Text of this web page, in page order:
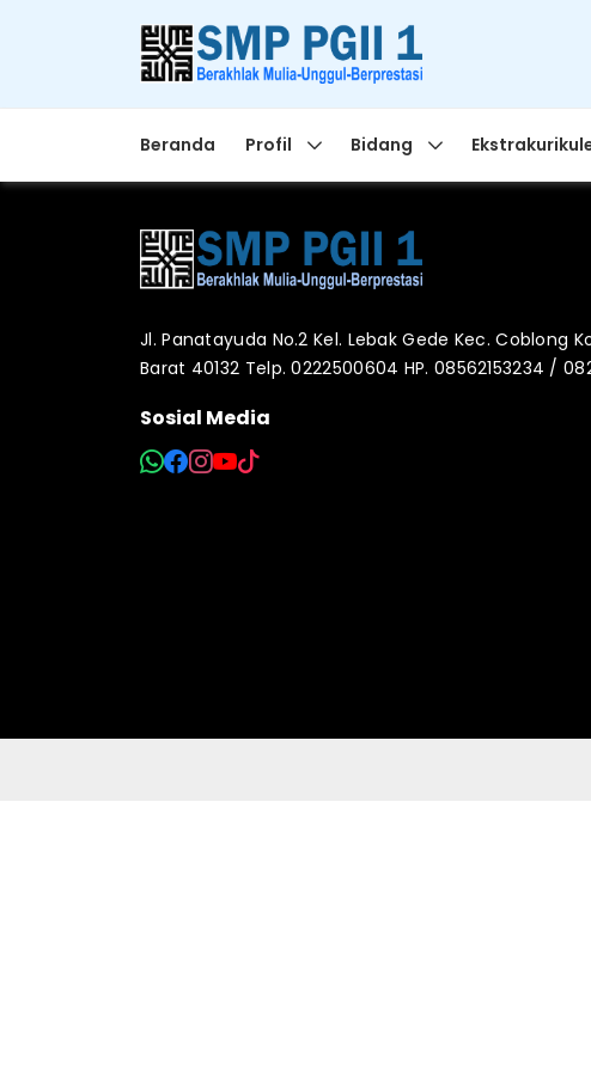
Beranda Profil Bidang
Jl. Panatayuda No.2 Kel. Lebak Gede Kec. Coblong
Barat 40132 Telp. 0222500604 HP. 08562153234 /
Sosial Media